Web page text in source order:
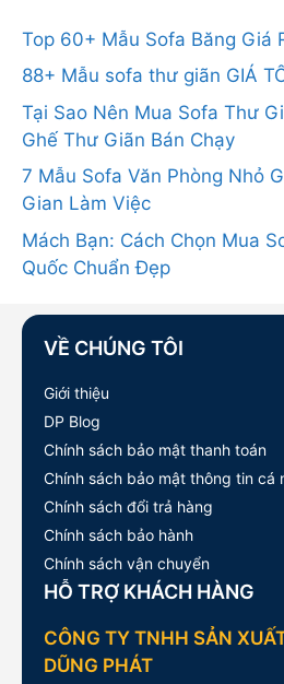
Top 60+ Mẫu Sofa Băng Giá
88+ Mẫu sofa thư giãn GIÁ
Tại Sao Nên Mua Sofa Thư
Ghế Thư Giãn Bán Chạy
7 Mẫu Sofa Văn Phòng Nhỏ
Gian Làm Việc
Mách Bạn: Cách Chọn Mua
Quốc Chuẩn Đẹp
VỀ CHÚNG TÔI
Giới thiệu
DP Blog
Chính sách bảo mật thanh toán
Chính sách bảo mật thông tin cá
Chính sách đổi trả hàng
Chính sách bảo hành
Chính sách vận chuyển
HỖ TRỢ KHÁCH HÀNG
CÔNG TY TNHH SẢN
DŨNG PHÁT